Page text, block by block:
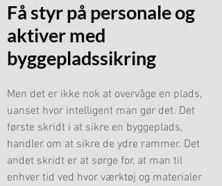
Få styr på personale og
aktiver med
byggepladssikring
Men det er ikke nok at overvåge en plads,
uanset hvor intelligent man gør det. Det
første skridt i at sikre en byggeplads,
handler om at sikre de ydre rammer. Det
andet skridt er at sørge for, at man til
enhver tid ved hvor værktøj og materialer